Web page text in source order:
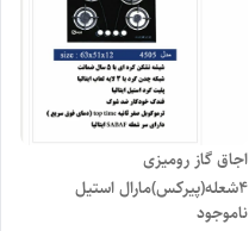
اجاق گاز رومیزی
۴شعله(پیرکس)مارال استیل
مدل۴۵۰۵
ناموجود